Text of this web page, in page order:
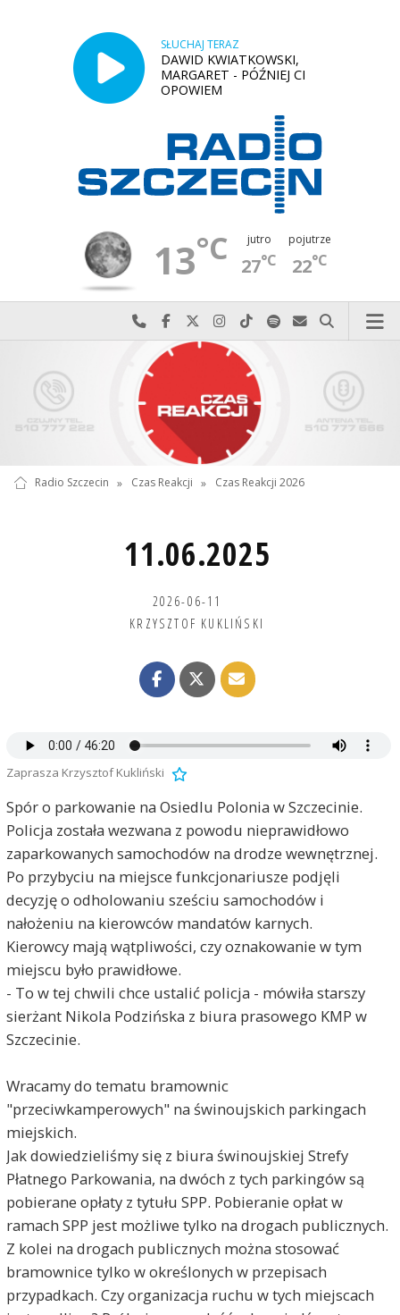
SŁUCHAJ TERAZ
DAWID KWIATKOWSKI,
MARGARET - PÓŹNIEJ CI
OPOWIEM
13°C jutro
27°C
pojutrze
22°C
Najlepiej po prostu do nas zadzwoń
Odwiedź nas na Facebook-u
Odwiedź nas na X
Odwiedź nas na Instagram-ie
Odwiedź nas na TikTok-u
Szukaj nas na Spotify
Wyślij do nas
Szukaj
Radio Szczecin » Czas Reakcji » Czas Reakcji 2026
11.06.2025
2026-06-11
KRZYSZTOF KUKLIŃSKI
Zaprasza Krzysztof Kukliński
Spór o parkowanie na Osiedlu Polonia w Szczecinie.
Policja została wezwana z powodu nieprawidłowo
zaparkowanych samochodów na drodze wewnętrznej.
Po przybyciu na miejsce funkcjonariusze podjęli
decyzję o odholowaniu sześciu samochodów i
nałożeniu na kierowców mandatów karnych.
Kierowcy mają wątpliwości, czy oznakowanie w tym
miejscu było prawidłowe.
- To w tej chwili chce ustalić policja - mówiła starszy
sierżant Nikola Podzińska z biura prasowego KMP w
Szczecinie.
Wracamy do tematu bramownic
"przeciwkamperowych" na świnoujskich parkingach
miejskich.
Jak dowiedzieliśmy się z biura świnoujskiej Strefy
Płatnego Parkowania, na dwóch z tych parkingów są
pobierane opłaty z tytułu SPP. Pobieranie opłat w
ramach SPP jest możliwe tylko na drogach publicznych.
Z kolei na drogach publicznych można stosować
bramownice tylko w określonych w przepisach
przypadkach. Czy organizacja ruchu w tych miejscach